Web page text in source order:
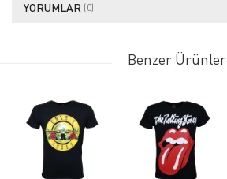
YORUMLAR (0)
Benzer Ürünler